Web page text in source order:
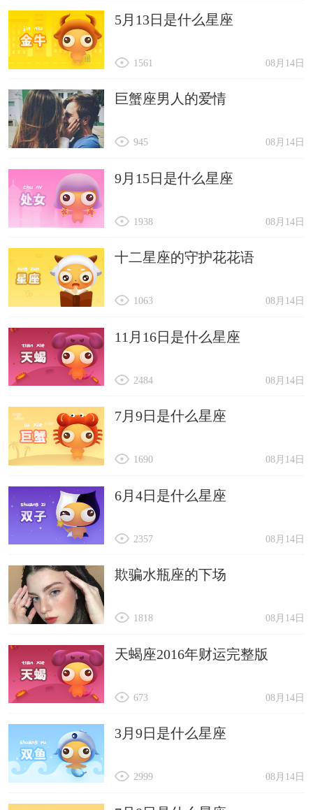
5月13日是什么星座
08月14日
1561
巨蟹座男人的爱情
08月14日
945
9月15日是什么星座
08月14日
1938
十二星座的守护花花语
08月14日
1063
11月16日是什么星座
08月14日
2484
7月9日是什么星座
08月14日
1690
6月4日是什么星座
08月14日
2357
欺骗水瓶座的下场
08月14日
1818
天蝎座2016年财运完整版
08月14日
673
3月9日是什么星座
08月14日
2999